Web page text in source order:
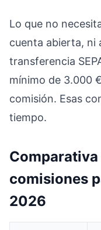
Lo que no
cuenta abierta, ni
transferencia
mínimo de 3.000
comisión. Esas
tiempo.
comisiones
2026